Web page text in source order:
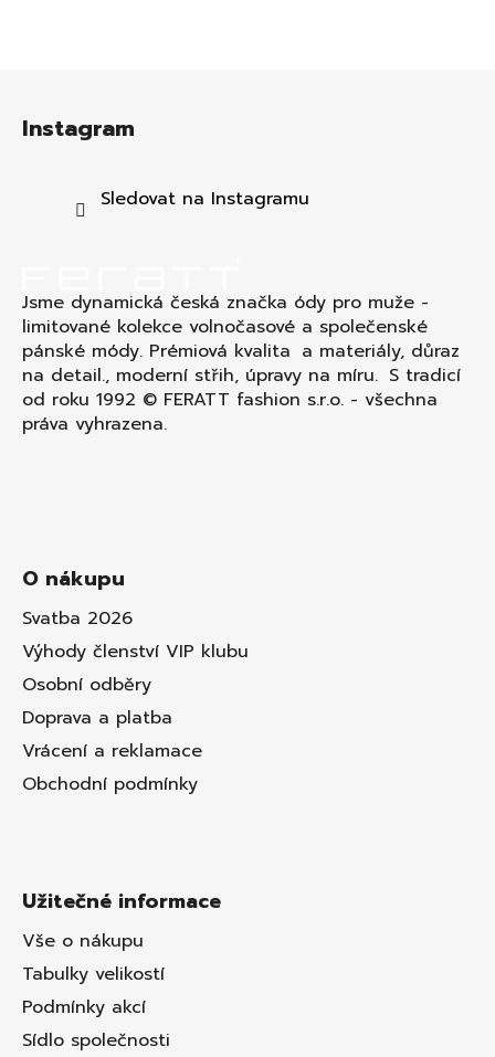
Instagram
Sledovat na Instagramu
Jsme dynamická česká značka ódy pro muže -
limitované kolekce volnočasové a společenské
pánské módy. Prémiová kvalita a materiály, důraz
na detail., moderní střih, úpravy na míru. S tradicí
od roku 1992 © FERATT fashion s.r.o. - všechna
práva vyhrazena.
O nákupu
Svatba 2026
Výhody členství VIP klubu
Osobní odběry
Doprava a platba
Vrácení a reklamace
Obchodní podmínky
Užitečné informace
Vše o nákupu
Tabulky velikostí
Podmínky akcí
Sídlo společnosti